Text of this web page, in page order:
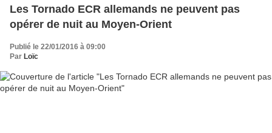
Les Tornado ECR allemands ne peuvent pas
opérer de nuit au Moyen-Orient
Publié le 22/01/2016 à 09:00
Par Loïc